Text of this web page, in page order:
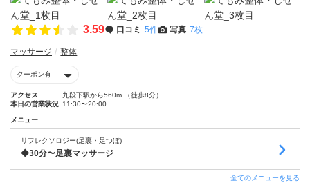
3.59 口コミ 5件 写真 7枚
マッサージ 整体
クーポン有
アクセス
九段下駅から560m （徒歩8分）
本日の営業状況 11:30〜20:00
メニュー
リフレクソロジー(足裏・足つぼ)
◆30分〜足裏マッサージ
全てのメニューを見る